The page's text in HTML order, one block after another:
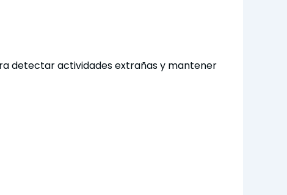
detectar actividades extrañas y mantener